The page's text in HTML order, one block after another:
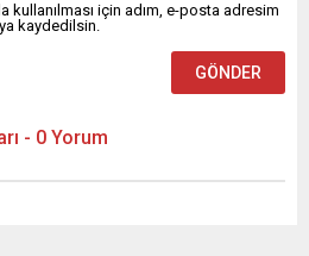
kullanılması için adım, e-posta adresim
kaydedilsin.
- 0 Yorum